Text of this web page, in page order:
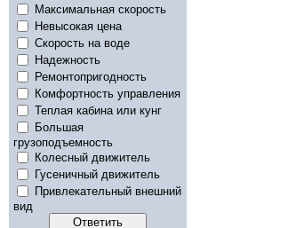
Максимальная скорость
Невысокая цена
Скорость на воде
Надежность
Ремонтопригодность
Комфортность управления
Теплая кабина или кунг
Большая
грузоподъемность
Колесный движитель
Гусеничный движитель
Привлекательный внешний
вид